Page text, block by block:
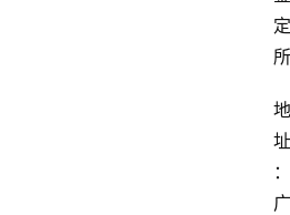
定
所
地
址
：
广